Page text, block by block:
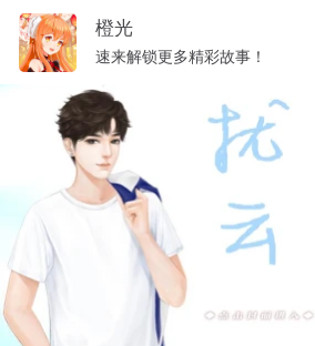
橙光
速来解锁更多精彩故事！